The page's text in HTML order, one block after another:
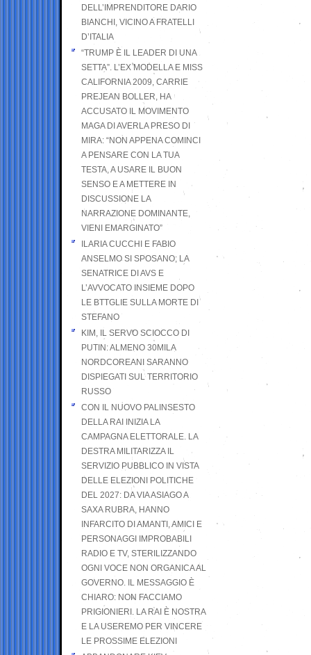
DELL’IMPRENDITORE DARIO
BIANCHI, VICINO A FRATELLI
D’ITALIA
“TRUMP È IL LEADER DI UNA
SETTA”. L’EX MODELLA E MISS
CALIFORNIA 2009, CARRIE
PREJEAN BOLLER, HA
ACCUSATO IL MOVIMENTO
MAGA DI AVERLA PRESO DI
MIRA: “NON APPENA COMINCI
A PENSARE CON LA TUA
TESTA, A USARE IL BUON
SENSO E A METTERE IN
DISCUSSIONE LA
NARRAZIONE DOMINANTE,
VIENI EMARGINATO”
ILARIA CUCCHI E FABIO
ANSELMO SI SPOSANO; LA
SENATRICE DI AVS E
L’AVVOCATO INSIEME DOPO
LE BTTGLIE SULLA MORTE DI
STEFANO
KIM, IL SERVO SCIOCCO DI
PUTIN: ALMENO 30MILA
NORDCOREANI SARANNO
DISPIEGATI SUL TERRITORIO
RUSSO
CON IL NUOVO PALINSESTO
DELLA RAI INIZIA LA
CAMPAGNA ELETTORALE. LA
DESTRA MILITARIZZA IL
SERVIZIO PUBBLICO IN VISTA
DELLE ELEZIONI POLITICHE
DEL 2027: DA VIA ASIAGO A
SAXA RUBRA, HANNO
INFARCITO DI AMANTI, AMICI E
PERSONAGGI IMPROBABILI
RADIO E TV, STERILIZZANDO
OGNI VOCE NON ORGANICA AL
GOVERNO. IL MESSAGGIO È
CHIARO: NON FACCIAMO
PRIGIONIERI. LA RAI È NOSTRA
E LA USEREMO PER VINCERE
LE PROSSIME ELEZIONI